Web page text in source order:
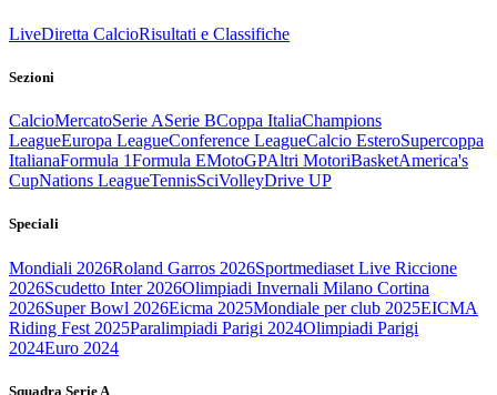
LiveDiretta CalcioRisultati e Classifiche
Sezioni
CalcioMercatoSerie ASerie BCoppa ItaliaChampions
LeagueEuropa LeagueConference LeagueCalcio EsteroSupercoppa
ItalianaFormula 1Formula EMotoGPAltri MotoriBasketAmerica's
CupNations LeagueTennisSciVolleyDrive UP
Speciali
Mondiali 2026Roland Garros 2026Sportmediaset Live Riccione
2026Scudetto Inter 2026Olimpiadi Invernali Milano Cortina
2026Super Bowl 2026Eicma 2025Mondiale per club 2025EICMA
Riding Fest 2025Paralimpiadi Parigi 2024Olimpiadi Parigi
2024Euro 2024
Squadra Serie A